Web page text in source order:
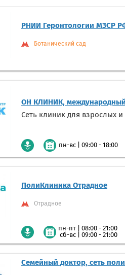
РНИИ Геронтологии МЗСР
Ботанический сад
ОН КЛИНИК,
Сеть клиник для взрослых
пн-вс 09:00 - 18:00
ПолиКлиника Отрадное
Отрадное
пн-пт
08:00 - 21:00
сб-вс
09:00 - 21:00
Семейный доктор, сеть